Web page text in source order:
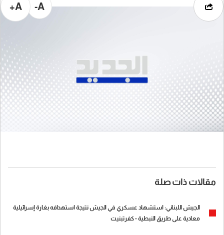
A-
A+
مقالات ذات صلة
الجيش اللبناني: استشهاد عسكري في الجيش نتيجة استهدافه بغارة إسرائيلية
معادية على طريق النبطية - كفرتبنيت